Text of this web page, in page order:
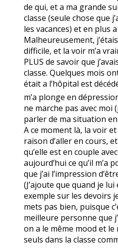
de qui, et a ma grande
classe (seule chose que
les vacances) et en plus
Malheureusement,
difficile, et la voir m’a
PLUS de savoir que
classe. Quelques mois
était a l’hôpital est
m’a plonge en
ne marche pas avec moi
parler de ma situation
A ce moment là, la voir
raison d’aller en cours,
qu’elle est en couple
aujourd’hui ce qu’il m’a
que j’ai l’impression
(J’ajoute que quand je
exemple sur les devoirs
mets pas bien, puisque
meilleure personne que
on a le même mood et
seuls dans la classe